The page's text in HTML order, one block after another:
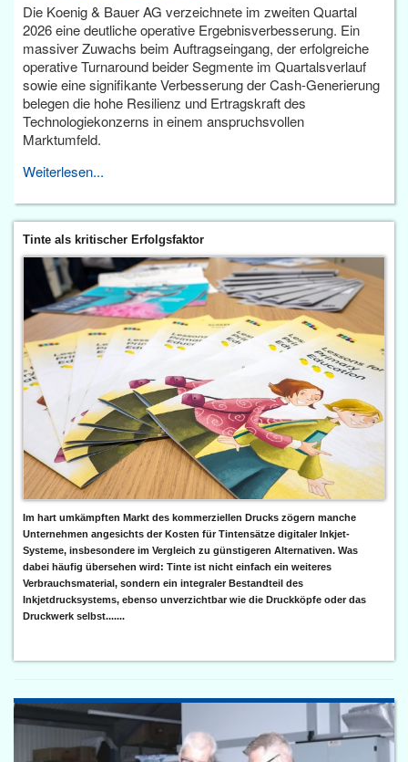
Die Koenig & Bauer AG verzeichnete im zweiten Quartal
2026 eine deutliche operative Ergebnisverbesserung. Ein
massiver Zuwachs beim Auftragseingang, der erfolgreiche
operative Turnaround beider Segmente im Quartalsverlauf
sowie eine signifikante Verbesserung der Cash-Generierung
belegen die hohe Resilienz und Ertragskraft des
Technologiekonzerns in einem anspruchsvollen
Marktumfeld.
Weiterlesen...
Tinte als kritischer Erfolgsfaktor
Im hart umkämpften Markt des kommerziellen Drucks zögern manche
Unternehmen angesichts der Kosten für Tintensätze digitaler Inkjet-
Systeme, insbesondere im Vergleich zu günstigeren Alternativen. Was
dabei häufig übersehen wird: Tinte ist nicht einfach ein weiteres
Verbrauchsmaterial, sondern ein integraler Bestandteil des
Inkjetdrucksystems, ebenso unverzichtbar wie die Druckköpfe oder das
Druckwerk selbst.......